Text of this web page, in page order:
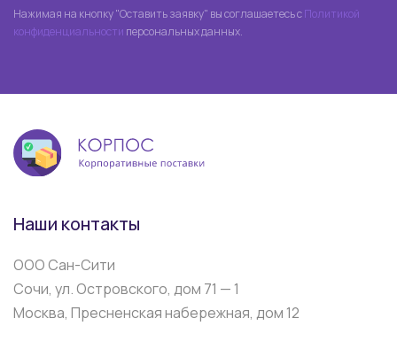
Нажимая на кнопку "Оставить заявку" вы соглашаетесь сПолитикой
конфиденциальности персональных данных.
Наши контакты
ООО Сан-Сити
Сочи, ул. Островского, дом 71 — 1
Москва, Пресненская набережная, дом 12